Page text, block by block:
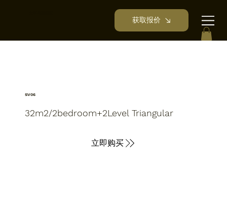
获取报价
32m2/2bedroom+2Level Triangular
SV06
立即购买